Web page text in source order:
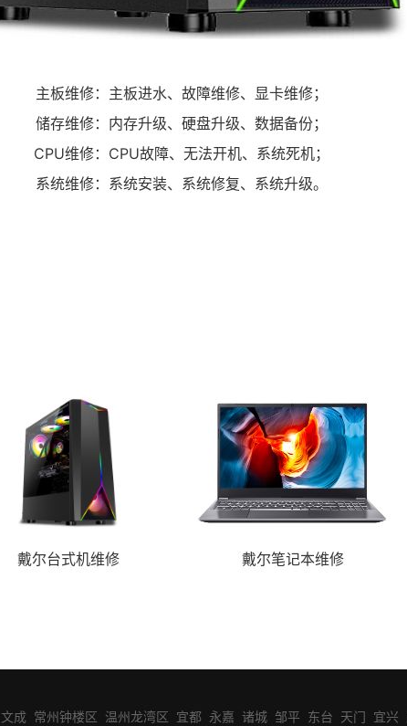
主板维修：主板进水、故障维修、显卡维修；
储存维修：内存升级、硬盘升级、数据备份；
CPU维修：CPU故障、无法开机、系统死机；
系统维修：系统安装、系统修复、系统升级。
戴尔台式机维修 戴尔笔记本维修
文成 常州钟楼区 温州龙湾区 宜都 永嘉 诸城 邹平 东台 天门 宜兴